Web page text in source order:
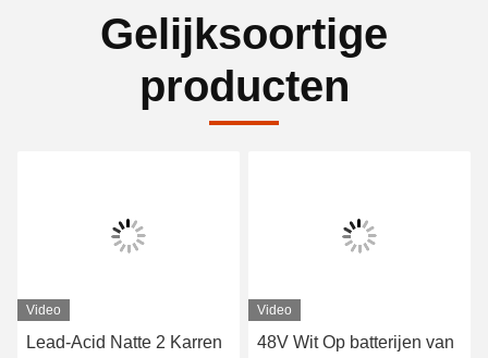
Gelijksoortige
producten
Video
Lead-Acid Natte 2 Karren
Video
48V Wit Op batterijen van